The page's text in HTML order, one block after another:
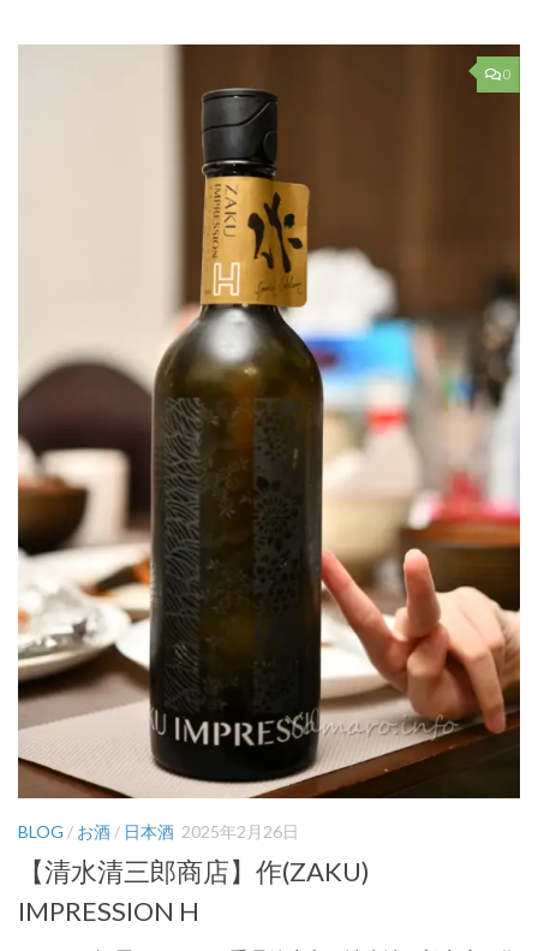
0
BLOG / お酒 / 日本酒 2025年2月26日
【清水清三郎商店】作(ZAKU)
IMPRESSION H